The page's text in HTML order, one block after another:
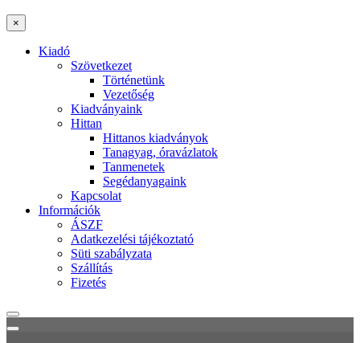
×
Kiadó
Szövetkezet
Történetünk
Vezetőség
Kiadványaink
Hittan
Hittanos kiadványok
Tanagyag, óravázlatok
Tanmenetek
Segédanyagaink
Kapcsolat
Információk
ÁSZF
Adatkezelési tájékoztató
Süti szabályzata
Szállítás
Fizetés